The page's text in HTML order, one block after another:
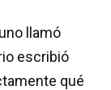
llamó
escribió
qué